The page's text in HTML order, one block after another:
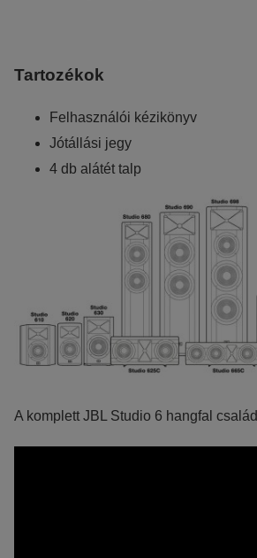
Tartozékok
Felhasználói kézikönyv
Jótállási jegy
4 db alátét talp
A komplett JBL Studio 6 hangfal család